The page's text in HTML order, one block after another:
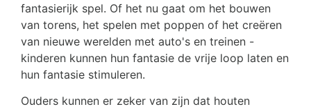
fantasierijk spel. Of het nu gaat om het bouwen
van torens, het spelen met poppen of het creëren
van nieuwe werelden met auto's en treinen -
kinderen kunnen hun fantasie de vrije loop laten en
hun fantasie stimuleren.
Ouders kunnen er zeker van zijn dat houten